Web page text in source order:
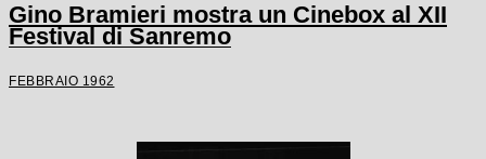
Gino Bramieri mostra un Cinebox al XII
Festival di Sanremo
FEBBRAIO 1962